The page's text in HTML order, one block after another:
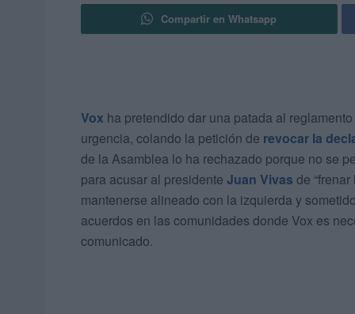
Compartir en Whatsapp
Vox ha pretendido dar una patada al
urgencia, colando la petición de revocar la
de la Asamblea lo ha rechazado porque no se
para acusar al presidente Juan Vivas de
mantenerse alineado con la izquierda y
acuerdos en las comunidades donde Vox es
comunicado.